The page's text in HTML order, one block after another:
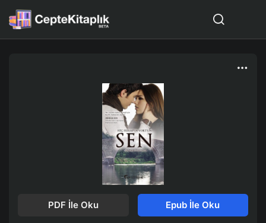
PDF İle Oku Epub İle Oku